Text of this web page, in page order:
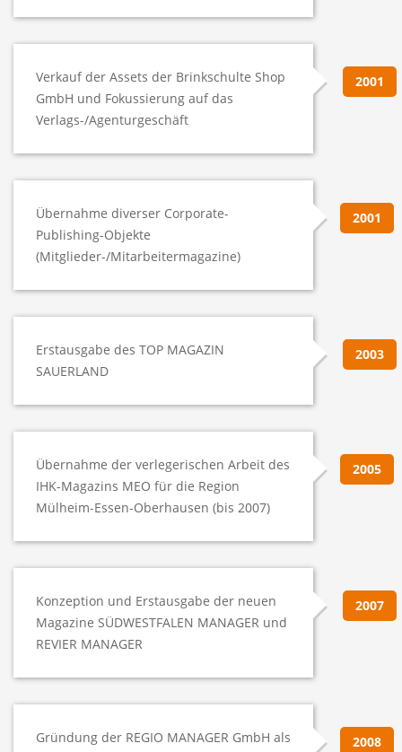
2001
Verkauf der Assets der Brinkschulte Shop
GmbH und Fokussierung auf das
Verlags-/Agenturgeschäft
2001
Übernahme diverser Corporate-
Publishing-Objekte
(Mitglieder-/Mitarbeitermagazine)
2003
Erstausgabe des TOP MAGAZIN
SAUERLAND
2005
Übernahme der verlegerischen Arbeit des
IHK-Magazins MEO für die Region
Mülheim-Essen-Oberhausen (bis 2007)
2007
Konzeption und Erstausgabe der neuen
Magazine SÜDWESTFALEN MANAGER und
REVIER MANAGER
2008
Gründung der REGIO MANAGER GmbH als